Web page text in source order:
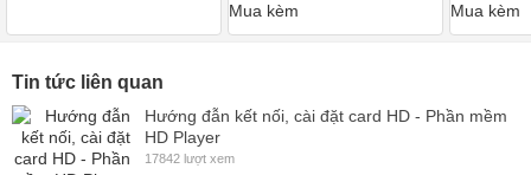
Hướng dẫn tự làm bảng điện tử led ma trận từ A-Z
Hướng dẫn làm khung cho biển led ma trận
Trong quá trình làm biển led gặp bất kỳ khó khăn gì, hãy liên hệ với
bộ phận kỹ thuật của LED Trường An để được hỗ trợ và tư vấn
Mua kèm Mua kèm
Tin tức liên quan
Hướng đẫn kết nối, cài đặt card HD - Phần mềm
HD Player
17842 lượt xem